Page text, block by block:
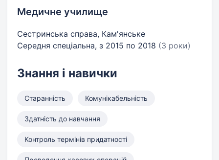
Медичне училище
Сестринська справа, Кам'янське
Середня спеціальна, з 2015 по 2018 (3 роки)
Знання і навички
Старанність Комунікабельність
Здатність до навчання
Контроль термінів придатності